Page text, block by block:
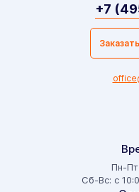
Пн-
Сб-Вс: с
+7